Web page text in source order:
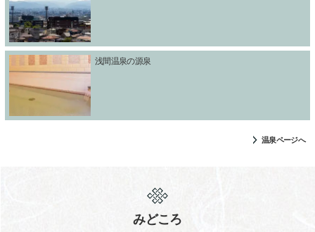
浅間温泉の源泉
温泉ページへ
みどころ